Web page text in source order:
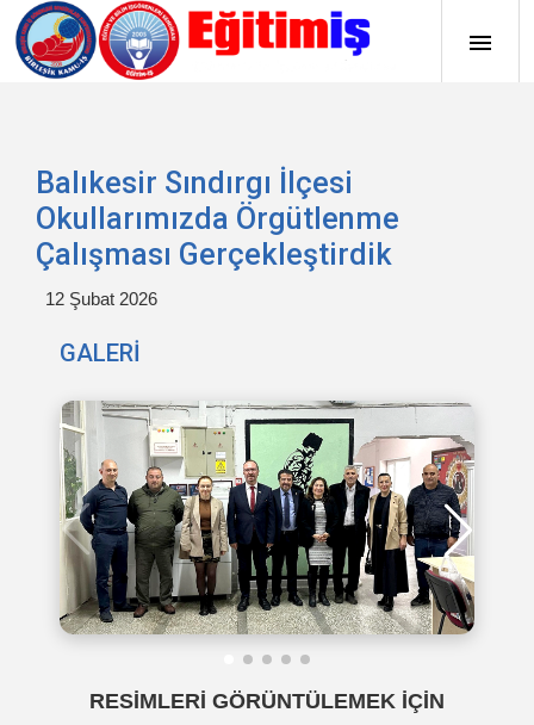
Balıkesir Sındırgı İlçesi
Okullarımızda Örgütlenme
Çalışması Gerçekleştirdik
12 Şubat 2026
GALERİ
RESİMLERİ GÖRÜNTÜLEMEK İÇİN